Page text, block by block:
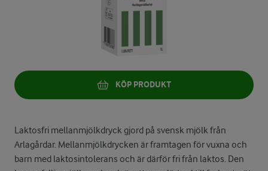
KÖP PRODUKT
Laktosfri mellanmjölkdryck gjord på svensk mjölk från
Arlagårdar. Mellanmjölkdrycken är framtagen för vuxna och
barn med laktosintolerans och är därför fri från laktos. Den